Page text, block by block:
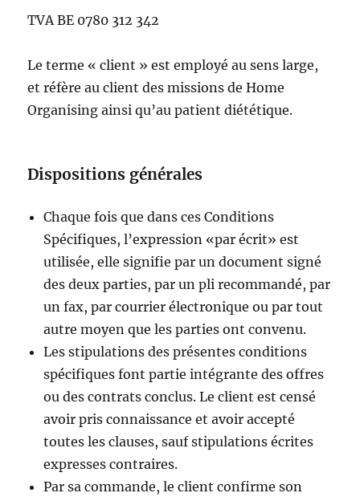
TVA BE 0780 312 342
Le terme « client » est employé au sens large,
et réfère au client des missions de Home
Organising ainsi qu’au patient diététique.
Dispositions générales
Chaque fois que dans ces Conditions
Spécifiques, l’expression «par écrit» est
utilisée, elle signifie par un document signé
des deux parties, par un pli recommandé, par
un fax, par courrier électronique ou par tout
autre moyen que les parties ont convenu.
Les stipulations des présentes conditions
spécifiques font partie intégrante des offres
ou des contrats conclus. Le client est censé
avoir pris connaissance et avoir accepté
toutes les clauses, sauf stipulations écrites
expresses contraires.
Par sa commande, le client confirme son